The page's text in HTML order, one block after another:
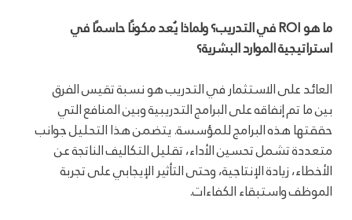
ما هو ROI في التدريب؟ ولماذا يُعد مكونًا حاسمًا في
استراتيجية الموارد البشرية؟
العائد على الاستثمار في التدريب هو نسبة تقيس الفرق
بين ما تم إنفاقه على البرامج التدريبية وبين المنافع التي
حققتها هذه البرامج للمؤسسة. يتضمن هذا التحليل جوانب
متعددة تشمل تحسين الأداء، تقليل التكاليف الناتجة عن
الأخطاء، زيادة الإنتاجية، وحتى التأثير الإيجابي على تجربة
الموظف واستبقاء الكفاءات.